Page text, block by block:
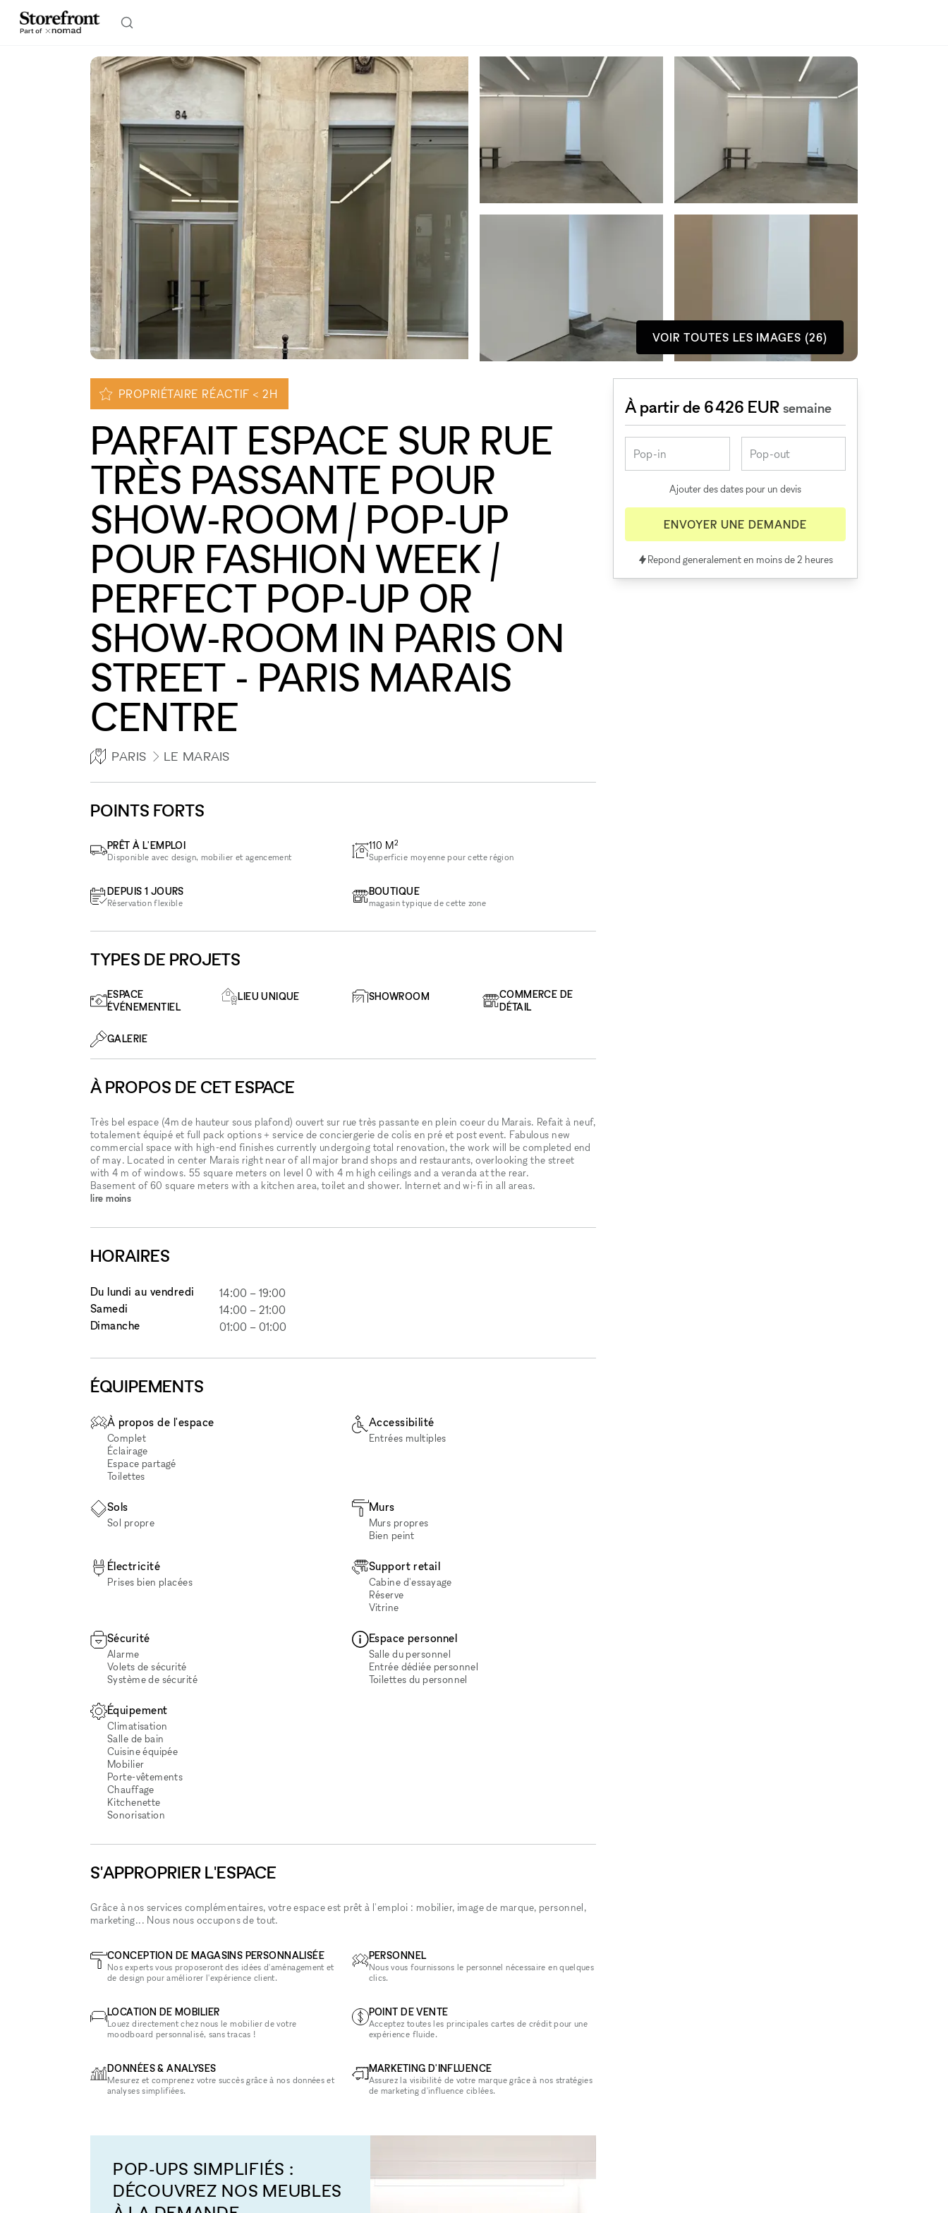
VOIR TOUTES LES IMAGES (26)
PROPRIÉTAIRE RÉACTIF < 2H
PARFAIT ESPACE SUR RUE
TRÈS PASSANTE POUR
SHOW-ROOM / POP-UP
POUR FASHION WEEK /
PERFECT POP-UP OR
SHOW-ROOM IN PARIS ON
STREET - PARIS MARAIS
CENTRE
PARIS LE MARAIS
POINTS FORTS
PRÊT À L'EMPLOI
Disponible avec design, mobilier et agencement
DEPUIS 1 JOURS
Réservation flexible
110 M2
Superficie moyenne pour cette région
BOUTIQUE
magasin typique de cette zone
TYPES DE PROJETS
ESPACE
ÉVÉNEMENTIEL
LIEU UNIQUE SHOWROOM
COMMERCE DE
DÉTAIL
GALERIE
À PROPOS DE CET ESPACE
Très bel espace (4m de hauteur sous plafond) ouvert sur rue très passante en plein coeur du Marais. Refait à neuf,
totalement équipé et full pack options + service de conciergerie de colis en pré et post event. Fabulous new
commercial space with high-end finishes currently undergoing total renovation, the work will be completed end
of may. Located in center Marais right near of all major brand shops and restaurants, overlooking the street
with 4 m of windows. 55 square meters on level 0 with 4 m high ceilings and a veranda at the rear.
Basement of 60 square meters with a kitchen area, toilet and shower. Internet and wi-fi in all areas.
lire moins
HORAIRES
Du lundi au vendredi 14:00 –19:00
Samedi
14:00 –21:00
Dimanche
01:00 –01:00
ÉQUIPEMENTS
À propos de l'espace
Complet
Éclairage
Espace partagé
Toilettes
Accessibilité
Entrées multiples
Sols
Sol propre
Murs
Murs propres
Bien peint
Électricité
Prises bien placées
Support retail
Cabine d'essayage
Réserve
Vitrine
Sécurité
Alarme
Volets de sécurité
Système de sécurité
Espace personnel
Salle du personnel
Entrée dédiée personnel
Toilettes du personnel
Équipement
Climatisation
Salle de bain
Cuisine équipée
Mobilier
Porte-vêtements
Chauffage
Kitchenette
Sonorisation
S'APPROPRIER L'ESPACE
Grâce à nos services complémentaires, votre espace est prêt à l'emploi : mobilier, image de marque, personnel,
marketing... Nous nous occupons de tout.
CONCEPTION DE MAGASINS PERSONNALISÉE
Nos experts vous proposeront des idées d'aménagement et
de design pour améliorer l'expérience client.
LOCATION DE MOBILIER
Louez directement chez nous le mobilier de votre
moodboard personnalisé, sans tracas !
DONNÉES & ANALYSES
Mesurez et comprenez votre succès grâce à nos données et
analyses simplifiées.
PERSONNEL
Nous vous fournissons le personnel nécessaire en quelques
clics.
POINT DE VENTE
Acceptez toutes les principales cartes de crédit pour une
expérience fluide.
MARKETING D'INFLUENCE
Assurez la visibilité de votre marque grâce à nos stratégies
de marketing d'influence ciblées.
POP-UPS SIMPLIFIÉS :
DÉCOUVREZ NOS MEUBLES
À partir de 6 426 EURsemaine
Ajouter des dates pour un devis
ENVOYER UNE DEMANDE
Repond generalement en moins de 2 heures